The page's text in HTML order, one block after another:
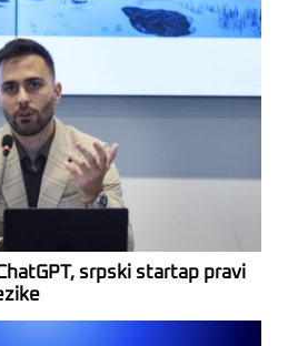
srpski startap pravi